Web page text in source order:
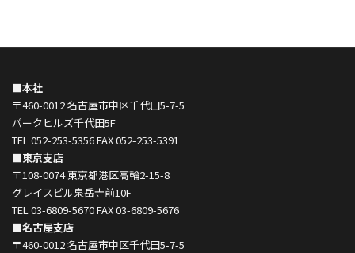
■本社
〒460-0012 名古屋市中区千代田5-7-5
パークヒルズ千代田5F
TEL 052-253-5356 FAX 052-253-5391
■東京支店
〒108-0074 東京都港区高輪2-15-8
グレイスビル泉岳寺前10F
TEL 03-6809-5670 FAX 03-6809-5676
■名古屋支店
〒460-0012 名古屋市中区千代田5-7-5